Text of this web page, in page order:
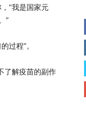
“我是国家元
”
过程”。
了解疫苗的副作